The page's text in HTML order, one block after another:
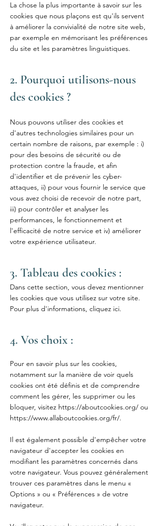
La chose la plus importante à savoir sur les
cookies que nous plaçons est qu'ils servent
à améliorer la convivialité de notre site web,
par exemple en mémorisant les préférences
du site et les paramètres linguistiques.
2. Pourquoi utilisons-nous
des cookies ?
Nous pouvons utiliser des cookies et
d'autres technologies similaires pour un
certain nombre de raisons, par exemple : i)
pour des besoins de sécurité ou de
protection contre la fraude, et afin
d'identifier et de prévenir les cyber-
attaques, ii) pour vous fournir le service que
vous avez choisi de recevoir de notre part,
iii) pour contrôler et analyser les
performances, le fonctionnement et
l'efficacité de notre service et iv) améliorer
votre expérience utilisateur.
3. Tableau des cookies :
Dans cette section, vous devez mentionner
les cookies que vous utilisez sur votre site.
Pour plus d'informations, cliquez ici.
4. Vos choix :
Pour en savoir plus sur les cookies,
notamment sur la manière de voir quels
cookies ont été définis et de comprendre
comment les gérer, les supprimer ou les
bloquer, visitez https://aboutcookies.org/ ou
https://www.allaboutcookies.org/fr/.
Il est également possible d'empêcher votre
navigateur d'accepter les cookies en
modifiant les paramètres concernés dans
votre navigateur. Vous pouvez généralement
trouver ces paramètres dans le menu «
Options » ou « Préférences » de votre
navigateur.